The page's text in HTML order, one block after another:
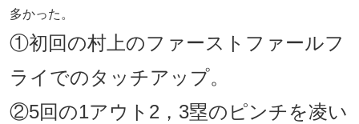
多かった。
①初回の村上のファーストファールフ
ライでのタッチアップ。
②5回の1アウト2，3塁のピンチを凌い